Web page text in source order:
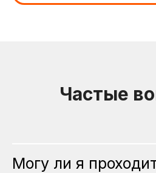
Частые
Могу ли я